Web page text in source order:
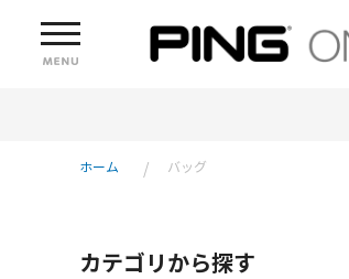
ホーム バッグ
カテゴリから探す